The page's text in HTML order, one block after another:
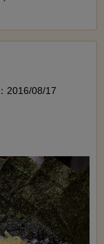
2016/08/17